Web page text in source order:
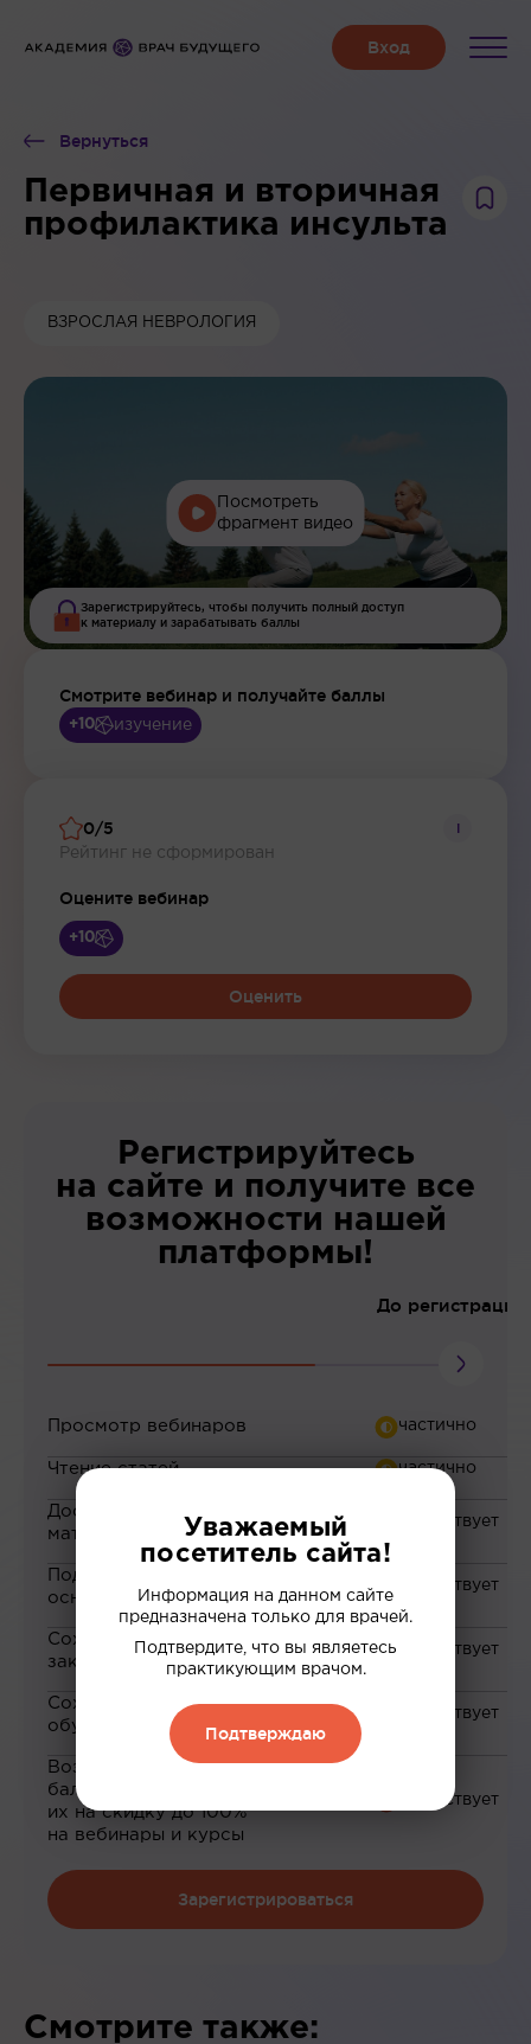
Вернуться
Первичная и вторичная
профилактика инсульта
ВЗРОСЛАЯ НЕВРОЛОГИЯ
Посмотреть
фрагмент видео
Зарегистрируйтесь, чтобы получить полный доступ
к материалу и зарабатывать баллы
Смотрите вебинар и получайте баллы
+10 изучение
0/5
Рейтинг не сформирован
i
Оцените вебинар
+10
Оценить
Регистрируйтесь
на сайте и получите все
возможности нашей
платформы!
До регистрации
Просмотр вебинаров
Чтение статей
Доступ к закрытым
материалам
Подборка материалов на
основе ваших интересов
Сохранение материалов в
закладки
Сохранение прогресса по
обучению
Возможность зарабатывать
баллы и обменивать
их на скидку до 100%
на вебинары и курсы
Зарегистрироваться
Смотрите также:
Уважаемый
посетитель сайта!
Информация на данном сайте
предназначена только для врачей.
Подтвердите, что вы являетесь
практикующим врачом.
Подтверждаю